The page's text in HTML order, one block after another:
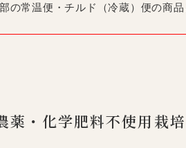
の常温便・チルド（冷蔵）便の商
薬・化学肥料不使用栽